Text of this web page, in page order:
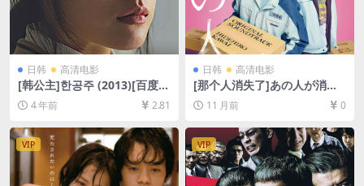
日韩 高清电影
[韩公主]한공주 (2013)[百度网
盘+迅雷云盘资源1080P超清
未删减][MP4/7.2GB][韩语中
4 年前 2.81
日韩 高清电影
[那个人消失了]あの人が消え
た (2024)[百度网盘+夸克网盘
1080P超清未删减资源][网盘
[中文字幕]
11 月前 0
VIP VIP